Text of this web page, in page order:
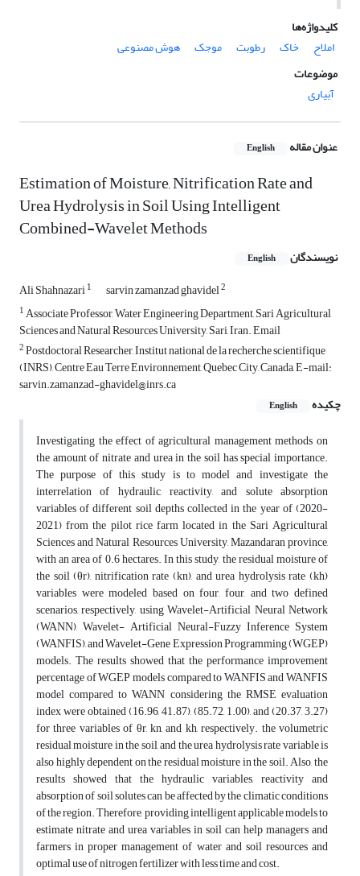
کلیدواژه‌ها
املاح
خاک رطوبت موجک
هوش مصنوعی
موضوعات
آبیاری
عنوان مقاله English
Estimation of Moisture, Nitrification Rate and
Urea Hydrolysis in Soil Using Intelligent
Combined-Wavelet Methods
نویسندگان English
Ali Shahnazari1 sarvin zamanzad ghavidel2
1Associate Professor, Water Engineering Department, Sari Agricultural
Sciences and Natural Resources University, Sari, Iran. Email
2Postdoctoral Researcher, Institut national de la recherche scientifique
(INRS), Centre Eau Terre Environnement, Quebec City, Canada, E-mail:
sarvin.zamanzad-ghavidel@inrs.ca
چکیده
English
Investigating the effect of agricultural management methods on
the amount of nitrate and urea in the soil has special importance.
The purpose of this study is to model and investigate the
interrelation of hydraulic, reactivity, and solute absorption
variables of different soil depths collected in the year of (2020-
2021) from the pilot rice farm located in the Sari Agricultural
Sciences and Natural Resources University, Mazandaran province,
with an area of 0.6 hectares. In this study, the residual moisture of
the soil (θr), nitrification rate (kn), and urea hydrolysis rate (kh)
variables were modeled based on four, four, and two defined
scenarios, respectively, using Wavelet-Artificial Neural Network
(WANN), Wavelet- Artificial Neural-Fuzzy Inference System
(WANFIS), and Wavelet-Gene Expression Programming (WGEP)
models. The results showed that the performance improvement
percentage of WGEP models compared to WANFIS and WANFIS
model compared to WANN considering the RMSE evaluation
index were obtained (16.96, 41.87), (85.72, 1.00), and (20.37, 3.27)
for three variables of θr, kn, and kh, respectively. the volumetric
residual moisture in the soil, and the urea hydrolysis rate variable is
also highly dependent on the residual moisture in the soil. Also, the
results showed that the hydraulic variables, reactivity and
absorption of soil solutes can be affected by the climatic conditions
of the region. Therefore, providing intelligent applicable models to
estimate nitrate and urea variables in soil can help managers and
farmers in proper management of water and soil resources and
optimal use of nitrogen fertilizer with less time and cost.